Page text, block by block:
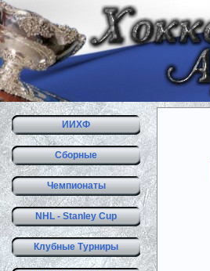
ИИХФ
Сборные
Чемпионаты
NHL - Stanley Cup
Клубные Турниры